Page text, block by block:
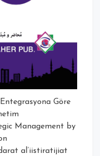
ölüm .. Entegrasyona
Yönetim
Strategic Management
Integration
al’iidarat